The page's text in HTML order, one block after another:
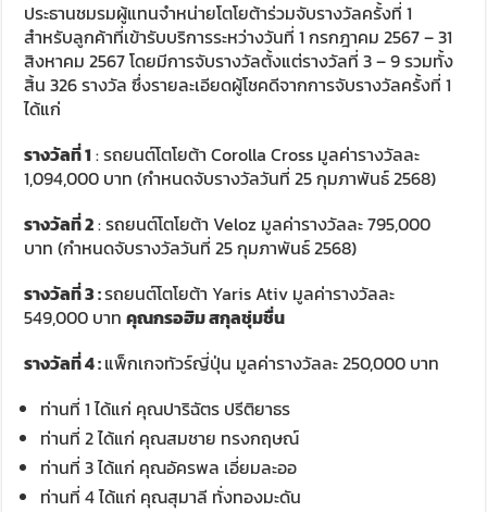
ประธานชมรมผู้แทนจำหน่ายโตโยต้าร่วมจับรางวัลครั้งที่ 1
สำหรับลูกค้าที่เข้ารับบริการระหว่างวันที่ 1 กรกฎาคม 2567 – 31
สิงหาคม 2567 โดยมีการจับรางวัลตั้งแต่รางวัลที่ 3 – 9 รวมทั้ง
สิ้น 326 รางวัล ซึ่งรายละเอียดผู้โชคดีจากการจับรางวัลครั้งที่ 1
ได้แก่
รางวัลที่ 1: รถยนต์โตโยต้า Corolla Cross มูลค่ารางวัลละ
1,094,000 บาท (กำหนดจับรางวัลวันที่ 25 กุมภาพันธ์ 2568)
รางวัลที่ 2: รถยนต์โตโยต้า Veloz มูลค่ารางวัลละ 795,000
บาท (กำหนดจับรางวัลวันที่ 25 กุมภาพันธ์ 2568)
รางวัลที่3 :รถยนต์โตโยต้า Yaris Ativ มูลค่ารางวัลละ
549,000 บาทคุณกรอฮิม สกุลชุ่มชื่น
รางวัลที่4 :แพ็กเกจทัวร์ญี่ปุ่น มูลค่ารางวัลละ 250,000 บาท
ท่านที่ 1 ได้แก่ คุณปาริฉัตร ปรีติยาธร
ท่านที่ 2 ได้แก่ คุณสมชาย ทรงกฤษณ์
ท่านที่ 3 ได้แก่ คุณอัครพล เอี่ยมละออ
ท่านที่ 4 ได้แก่ คุณสุมาลี ทั่งทองมะดัน